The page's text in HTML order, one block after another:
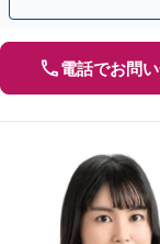
電話でお問